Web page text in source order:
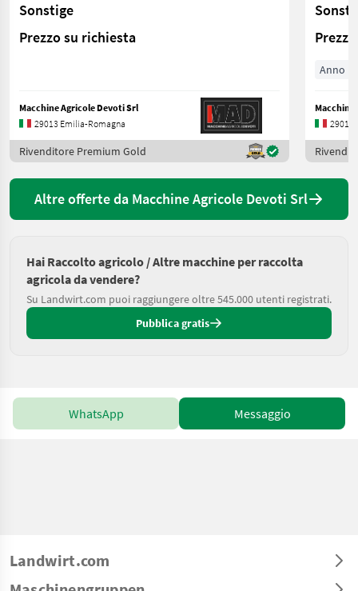
Sonstige
Prezzo su richiesta
Macchine Agricole Devoti Srl
29013 Emilia-Romagna
Rivenditore Premium Gold
Anno
Macchine
29013
Altre offerte da Macchine Agricole Devoti Srl
Hai Raccolto agricolo / Altre macchine per raccolta
agricola da vendere?
Su Landwirt.com puoi raggiungere oltre 545.000 utenti registrati.
Pubblica gratis
WhatsApp Messaggio
Landwirt.com